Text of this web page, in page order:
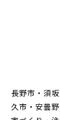
長野市・須
久市・安曇